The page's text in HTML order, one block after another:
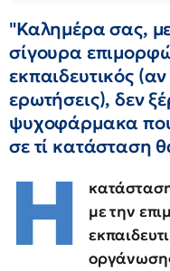
"Καλημέρα σας, με
σίγουρα
εκπαιδευτικός
ερωτήσεις), δεν
ψυχοφάρμακα
σε τί κατάσταση
Η
με την